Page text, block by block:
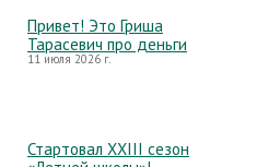
Привет! Это Гриша
Тарасевич про деньги
11 июля 2026 г.
Стартовал XXIII сезон